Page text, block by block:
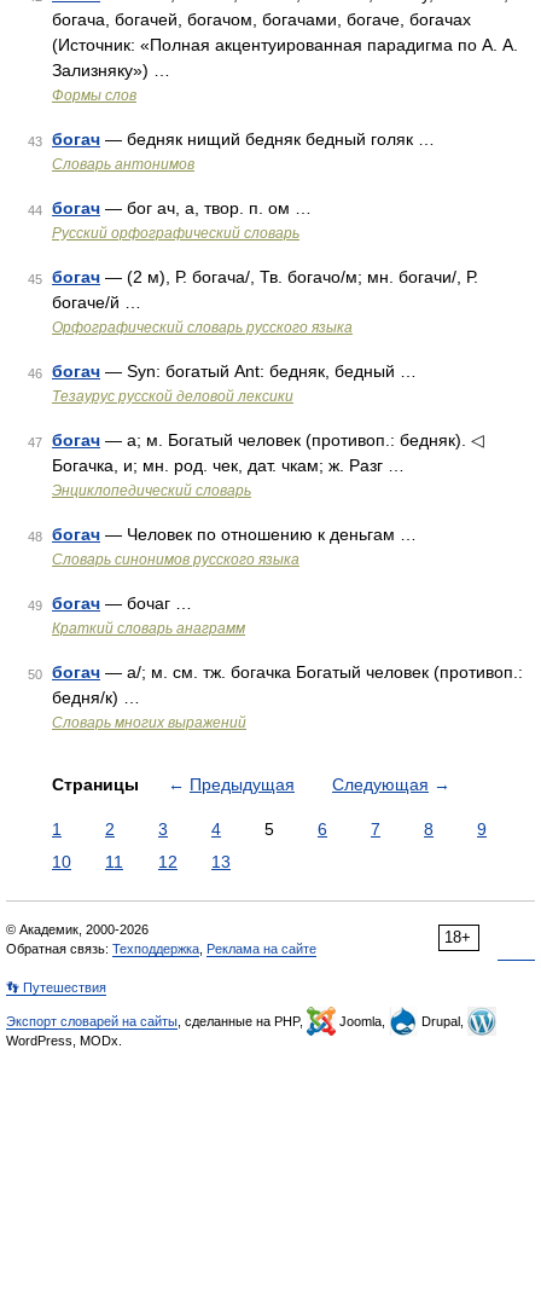
богача, богачей, богачом, богачами, богаче, богачах
(Источник: «Полная акцентуированная парадигма по А. А.
Зализняку») …
Формы слов
43 богач — бедняк нищий бедняк бедный голяк …
Словарь антонимов
44 богач — бог ач, а, твор. п. ом …
Русский орфографический словарь
45 богач — (2 м), Р. богача/, Тв. богачо/м; мн. богачи/, Р.
богаче/й …
Орфографический словарь русского языка
46 богач — Syn: богатый Ant: бедняк, бедный …
Тезаурус русской деловой лексики
47 богач — а; м. Богатый человек (противоп.: бедняк). ◁
Богачка, и; мн. род. чек, дат. чкам; ж. Разг …
Энциклопедический словарь
48 богач — Человек по отношению к деньгам …
Словарь синонимов русского языка
49 богач — бочаг …
Краткий словарь анаграмм
50 богач — а/; м. см. тж. богачка Богатый человек (противоп.:
бедня/к) …
Словарь многих выражений
Страницы ← Предыдущая Следующая →
1 2 3 4 5 6 7 8
9
10
11 12 13
18+
© Академик, 2000-2026
Обратная связь: Техподдержка Реклама на сайте
👣 Путешествия
Экспорт словарей на сайты , сделанные на PHP, Joomla,
Drupal,
WordPress, MODx.